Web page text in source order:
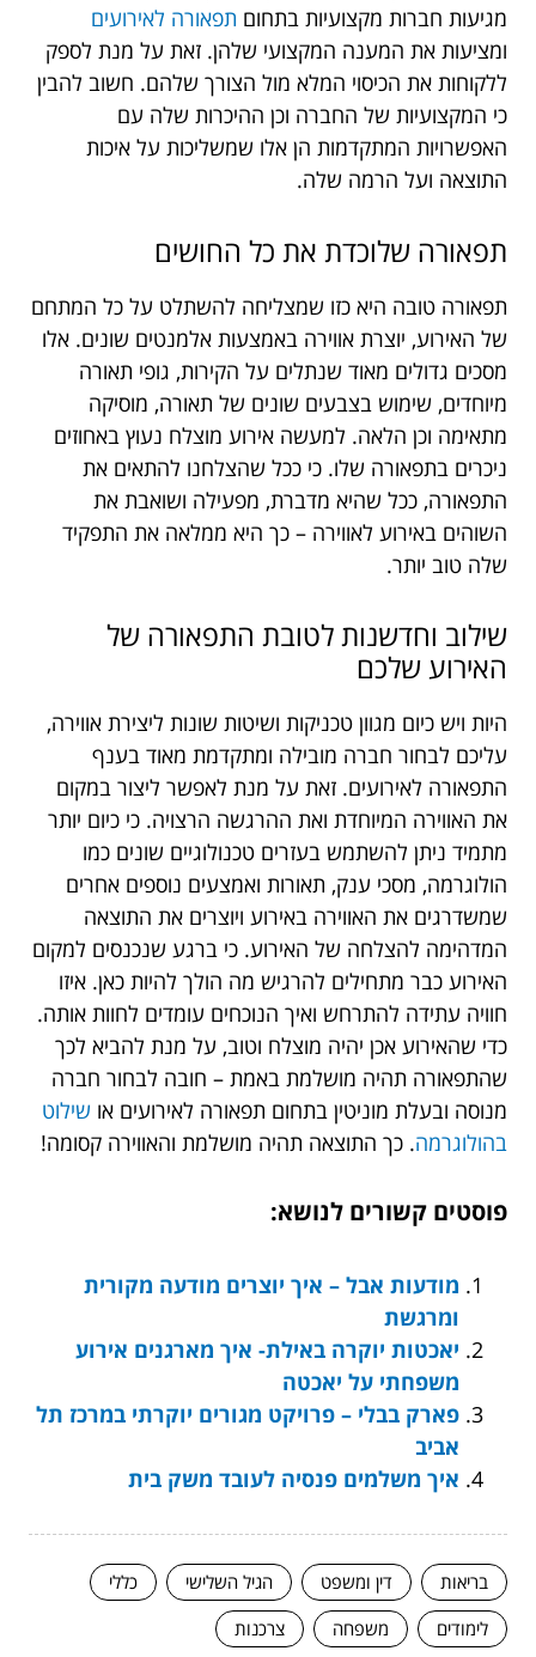
מגיעות חברות מקצועיות בתחום תפאורה לאירועים
ומציעות את המענה המקצועי שלהן. זאת על מנת לספק
ללקוחות את הכיסוי המלא מול הצורך שלהם. חשוב להבין
כי המקצועיות של החברה וכן ההיכרות שלה עם
האפשרויות המתקדמות הן אלו שמשליכות על איכות
התוצאה ועל הרמה שלה.
תפאורה שלוכדת את כל החושים
תפאורה טובה היא כזו שמצליחה להשתלט על כל המתחם
של האירוע, יוצרת אווירה באמצעות אלמנטים שונים. אלו
מסכים גדולים מאוד שנתלים על הקירות, גופי תאורה
מיוחדים, שימוש בצבעים שונים של תאורה, מוסיקה
מתאימה וכן הלאה. למעשה אירוע מוצלח נעוץ באחוזים
ניכרים בתפאורה שלו. כי ככל שהצלחנו להתאים את
התפאורה, ככל שהיא מדברת, מפעילה ושואבת את
השוהים באירוע לאווירה – כך היא ממלאה את התפקיד
שלה טוב יותר.
שילוב וחדשנות לטובת התפאורה של
האירוע שלכם
היות ויש כיום מגוון טכניקות ושיטות שונות ליצירת אווירה,
עליכם לבחור חברה מובילה ומתקדמת מאוד בענף
התפאורה לאירועים. זאת על מנת לאפשר ליצור במקום
את האווירה המיוחדת ואת ההרגשה הרצויה. כי כיום יותר
מתמיד ניתן להשתמש בעזרים טכנולוגיים שונים כמו
הולוגרמה, מסכי ענק, תאורות ואמצעים נוספים אחרים
שמשדרגים את האווירה באירוע ויוצרים את התוצאה
המדהימה להצלחה של האירוע. כי ברגע שנכנסים למקום
האירוע כבר מתחילים להרגיש מה הולך להיות כאן. איזו
חוויה עתידה להתרחש ואיך הנוכחים עומדים לחוות אותה.
כדי שהאירוע אכן יהיה מוצלח וטוב, על מנת להביא לכך
שהתפאורה תהיה מושלמת באמת – חובה לבחור חברה
מנוסה ובעלת מוניטין בתחום תפאורה לאירועים או שילוט
בהולוגרמה. כך התוצאה תהיה מושלמת והאווירה קסומה!
פוסטים קשורים לנושא:
מודעות אבל – איך יוצרים מודעה מקורית
ומרגשת
יאכטות יוקרה באילת- איך מארגנים אירוע
משפחתי על יאכטה
פארק בבלי – פרויקט מגורים יוקרתי במרכז תל
אביב
איך משלמים פנסיה לעובד משק בית
בריאות דין ומשפט הגיל השלישי
כללי
לימודים
משפחה צרכנות